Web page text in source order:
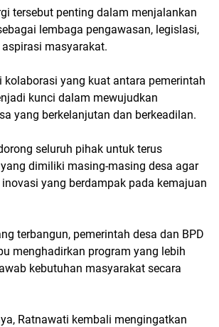
tersebut penting dalam menjalankan
lembaga pengawasan, legislasi,
masyarakat.
kolaborasi yang kuat antara pemerintah
kunci dalam mewujudkan
yang berkelanjutan dan berkeadilan.
seluruh pihak untuk terus
dimiliki masing-masing desa agar
yang berdampak pada kemajuan
terbangun, pemerintah desa dan BPD
menghadirkan program yang lebih
kebutuhan masyarakat secara
Ratnawati kembali mengingatkan